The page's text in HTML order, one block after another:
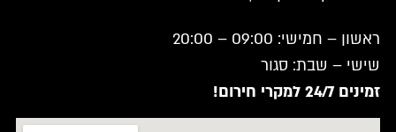
ראשון – חמישי: 09:00 – 20:00
שישי – שבת: סגור
זמינים 24/7 למקרי חירום!